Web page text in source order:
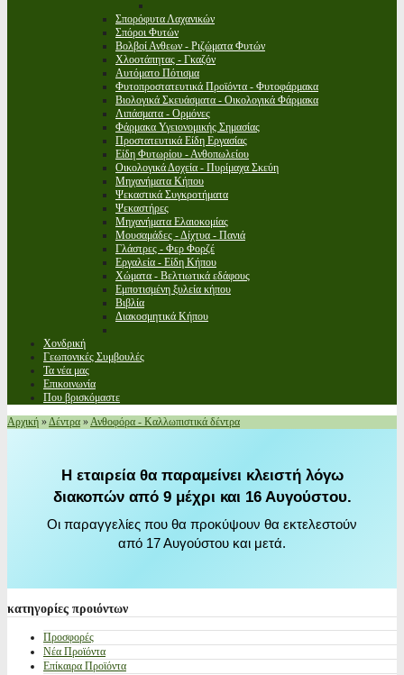
Σπορόφυτα Λαχανικών
Σπόροι Φυτών
Βολβοί Ανθεων - Ριζώματα Φυτών
Χλοοτάπητας - Γκαζόν
Αυτόματο Πότισμα
Φυτοπροστατευτικά Προϊόντα - Φυτοφάρμακα
Βιολογικά Σκευάσματα - Οικολογικά Φάρμακα
Λιπάσματα - Ορμόνες
Φάρμακα Υγειονομικής Σημασίας
Προστατευτικά Είδη Εργασίας
Είδη Φυτωρίου - Ανθοπωλείου
Οικολογικά Δοχεία - Πυρίμαχα Σκεύη
Μηχανήματα Κήπου
Ψεκαστικά Συγκροτήματα
Ψεκαστήρες
Μηχανήματα Ελαιοκομίας
Μουσαμάδες - Δίχτυα - Πανιά
Γλάστρες - Φερ Φορζέ
Εργαλεία - Είδη Κήπου
Χώματα - Βελτιωτικά εδάφους
Εμποτισμένη ξυλεία κήπου
Βιβλία
Διακοσμητικά Κήπου
Χονδρική
Γεωπονικές Συμβουλές
Τα νέα μας
Επικοινωνία
Που βρισκόμαστε
Αρχική »Δέντρα »Ανθοφόρα - Καλλωπιστικά δέντρα
Η εταιρεία θα παραμείνει κλειστή λόγω
διακοπών από 9 μέχρι και 16 Αυγούστου.
Οι παραγγελίες που θα προκύψουν θα εκτελεστούν
από 17 Αυγούστου και μετά.
κατηγορίες προιόντων
Προσφορές
Νέα Προϊόντα
Επίκαιρα Προϊόντα